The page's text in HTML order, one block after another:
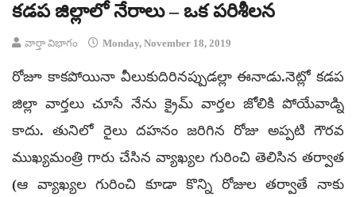
కడప జిల్లాలో నేరాలు – ఒక పరిశీలన
వార్తా విభాగం Monday, November 18, 2019
రోజూ కాకపోయినా వీలుకుదిరినప్పుడల్లా ఈనాడు.నెట్లో కడప
జిల్లా వార్తలు చూసే నేను క్రైమ్ వార్తల జోలికి పోయేవాడ్ని
కాదు. తునిలో రైలు దహనం జరిగిన రోజు అప్పటి గౌరవ
ముఖ్యమంత్రి గారు చేసిన వ్యాఖ్యల గురించి తెలిసిన తర్వాత
(ఆ వ్యాఖ్యల గురించి కూడా కొన్ని రోజుల తర్వాతే నాకు